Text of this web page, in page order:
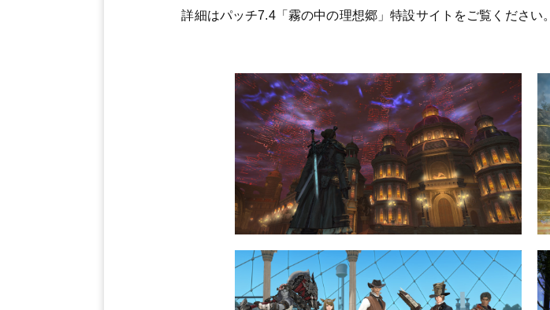
詳細はパッチ7.4「霧の中の理想郷」特設サイトをご覧ください。